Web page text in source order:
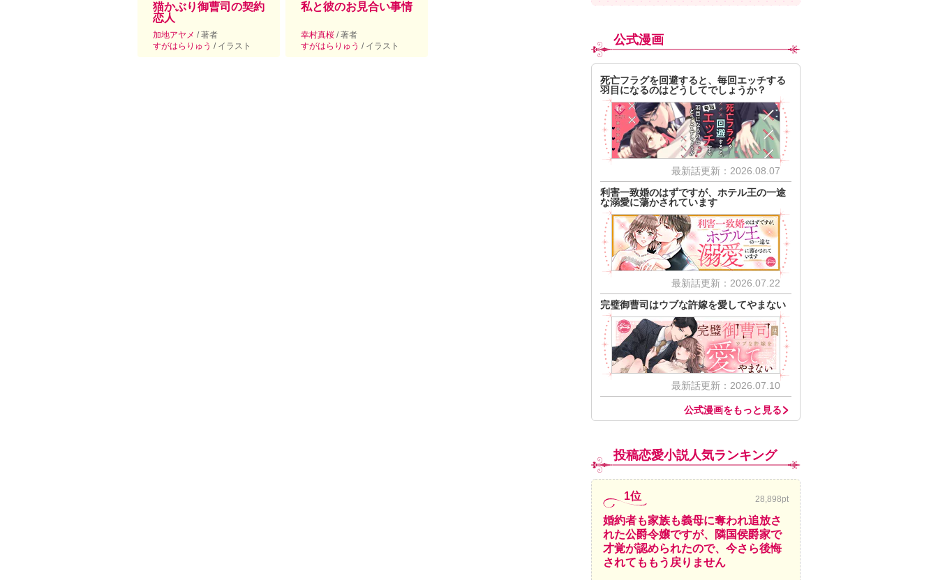
猫かぶり御曹司の契約
恋人
加地アヤメ / 著者
すがはらりゅう / イラスト
私と彼のお見合い事情
幸村真桜 / 著者
すがはらりゅう / イラスト 公式漫画
死亡フラグを回避すると、毎回エッチする
羽目になるのはどうしてでしょうか？
最新話更新：2026.08.07
利害一致婚のはずですが、ホテル王の一途
な溺愛に蕩かされています
最新話更新：2026.07.22
完璧御曹司はウブな許嫁を愛してやまない
最新話更新：2026.07.10
公式漫画をもっと見る
投稿恋愛小説人気ランキング
1位 28,898pt
婚約者も家族も義母に奪われ追放さ
れた公爵令嬢ですが、隣国侯爵家で
才覚が認められたので、今さら後悔
されてももう戻りません